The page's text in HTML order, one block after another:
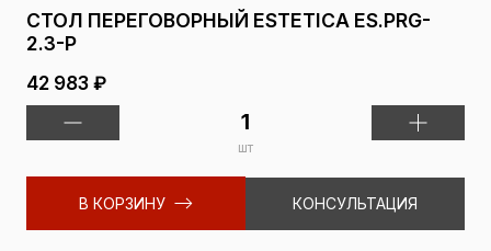
СТОЛ ПЕРЕГОВОРНЫЙ ESTETICA ES.PRG-
2.3-P
42 983 ₽
шт
В КОРЗИНУ КОНСУЛЬТАЦИЯ